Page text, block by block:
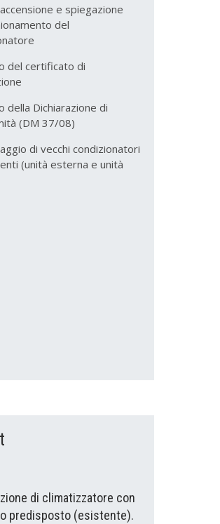
e spiegazione
del
del certificato di
della Dichiarazione di
(DM 37/08)
di vecchi condizionatori
(unità esterna e unità
di climatizzatore con
predisposto (esistente).